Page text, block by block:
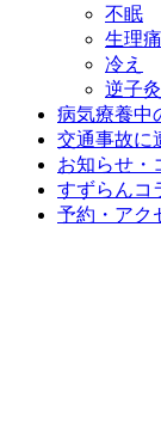
不眠
生理
冷え
逆子灸
病気療養中
交通事故に
お知らせ・
すずらんコ
予約・アク